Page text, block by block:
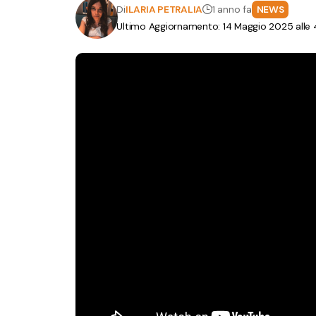
Ultimo Aggiornamento: 14 Maggio 2025 alle
DiILARIA PETRALIA 1 anno fa NEWS